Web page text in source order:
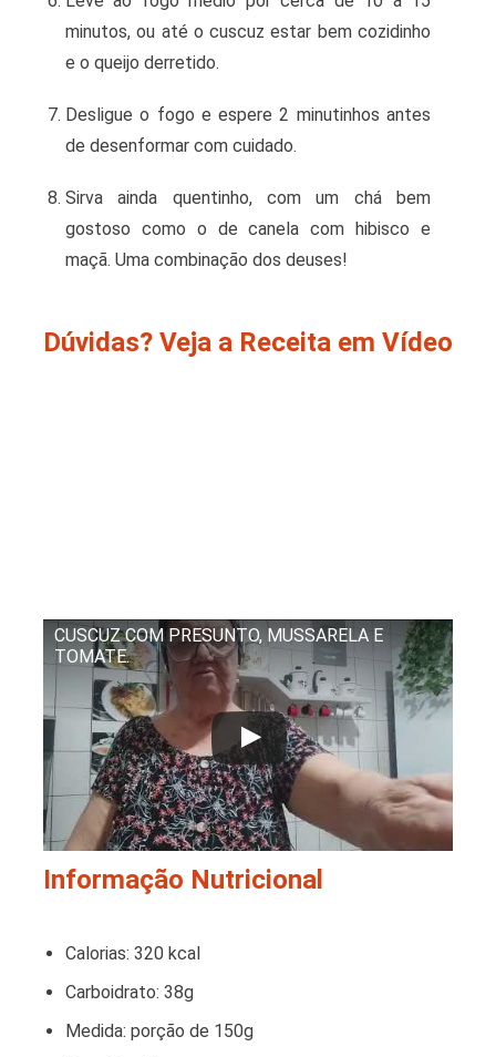
minutos, ou até o cuscuz estar bem cozidinho
e o queijo derretido.
Desligue o fogo e espere 2 minutinhos antes
de desenformar com cuidado.
Sirva ainda quentinho, com um chá bem
gostoso como o de canela com hibisco e
maçã. Uma combinação dos deuses!
Dúvidas? Veja a Receita em Vídeo
CUSCUZ COM PRESUNTO, MUSSARELA E
TOMATE.
Informação Nutricional
Calorias: 320 kcal
Carboidrato: 38g
Medida: porção de 150g